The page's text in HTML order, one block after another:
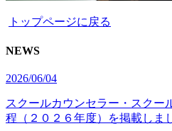
トップページに戻る
NEWS
2026/06/04
スクールカウンセラー・スクー
程（２０２６年度）を掲載しま